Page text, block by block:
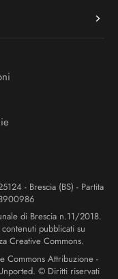
- Brescia (BS) - Partita
di Brescia n.11/2018.
pubblicati su
Creative Commons.
Commons Attribuzione -
© Diritti riservati